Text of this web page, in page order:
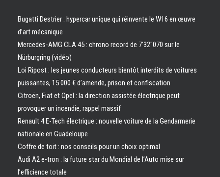
Bugatti Destrier : hypercar unique qui réinvente le W16 en œuvre
d’art mécanique
Mercedes-AMG CLA 45 : chrono record de 7’32″070 sur le
Nürburgring (vidéo)
Loi Ripost : les jeunes conducteurs bientôt interdits de voitures
puissantes, 15 000 € d’amende, prison et confiscation
Citroën, Fiat et Opel : la direction assistée électrique peut
provoquer un incendie, rappel massif
Renault 4 E-Tech électrique : nouvelle voiture de la Gendarmerie
nationale en Guadeloupe
Coffre de toit : nos conseils pour un choix optimal
Audi A2 e-tron : la future star du Mondial de l’Auto mise sur
l’efficience totale